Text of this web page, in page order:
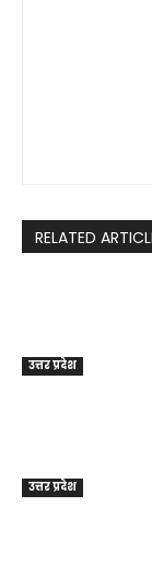
RELATED
उत्तर प्रदेश
उत्तर प्रदेश